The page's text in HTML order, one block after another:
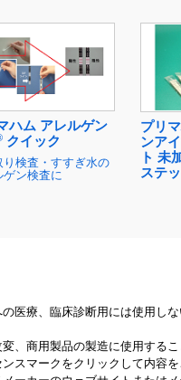
ハム アレルゲン
クイック
り検査・すすぎ水の
ゲン検査に
プリ
ンアイ
ト
ステ
医療、臨床診断用には使用し
、商用製品の製造に使用するこ
スマークをクリックして内容を